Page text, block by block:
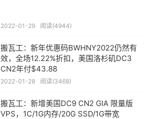
2022-01-29 阅读(4944)
搬瓦工：新年优惠码BWHNY2022仍然有
效，全场12.22%折扣，美国洛杉矶DC3
CN2年付$43.88
2022-01-28 阅读(3468)
搬瓦工：新增美国DC9 CN2 GIA 限量版
VPS，1C/1G内存/20G SSD/1G带宽